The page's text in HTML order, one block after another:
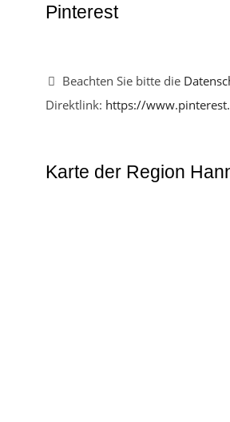
Pinterest
Beachten Sie bitte die
Direktlink: https://
Karte der Region